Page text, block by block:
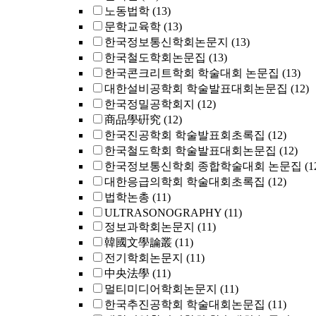
노동법학 (13)
문학교육학 (13)
한국정보통신학회논문지 (13)
한국철도학회논문집 (13)
한국콘크리트학회 학술대회 논문집 (13)
대한설비공학회 학술발표대회논문집 (12)
한국정밀공학회지 (12)
商品學硏究 (12)
한국진공학회 학술발표회초록집 (12)
한국철도학회 학술발표대회논문집 (12)
한국정보통신학회 종합학술대회 논문집
대한응급의학회 학술대회초록집 (12)
법학논총 (11)
ULTRASONOGRAPHY (11)
정보과학회논문지 (11)
韓國文學論叢 (11)
전기학회논문지 (11)
中央法學 (11)
멀티미디어학회논문지 (11)
한국추진공학회 학술대회논문집 (11)